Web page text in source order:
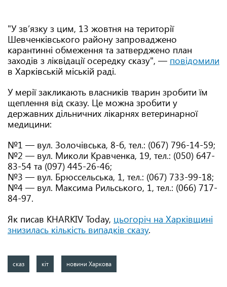
"У зв’язку з цим, 13 жовтня на території
Шевченківського району запроваджено
карантинні обмеження та затверджено план
заходів з ліквідації осередку сказу", — повідомили
в Харківській міській раді.
У мерії закликають власників тварин зробити їм
щеплення від сказу. Це можна зробити у
державних дільничних лікарнях ветеринарної
медицини:
№1 — вул. Золочівська, 8-б, тел.: (067) 796-14-59;
№2 — вул. Миколи Кравченка, 19, тел.: (050) 647-
83-54 та (097) 445-26-46;
№3 — вул. Брюссельська, 1, тел.: (067) 733-99-18;
№4 — вул. Максима Рильського, 1, тел.: (066) 717-
84-97.
Як писав KHARKIV Today, цьогоріч на Харківщині
знизилась кількість випадків сказу.
сказ кіт новини Харкова